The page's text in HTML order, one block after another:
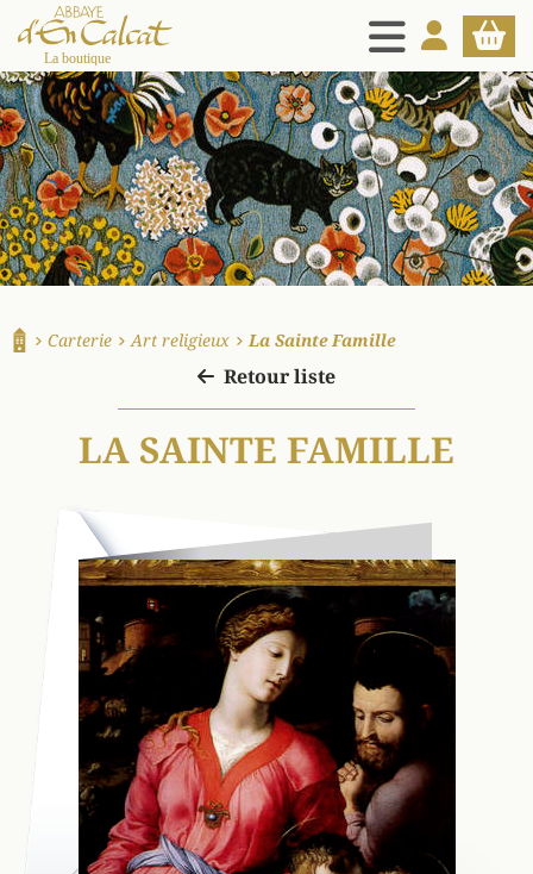
MENU
La boutique d'en Calcat
MON PANIER
Carterie Art religieux La Sainte Famille
Retour liste
LA SAINTE FAMILLE